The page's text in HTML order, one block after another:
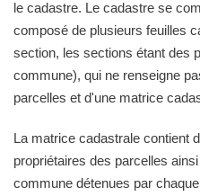
le cadastre. Le cadastre se
composé de plusieurs feuilles
section, les sections étant des
commune), qui ne renseigne
parcelles et d'une matrice
La matrice cadastrale contient
propriétaires des parcelles
commune détenues par